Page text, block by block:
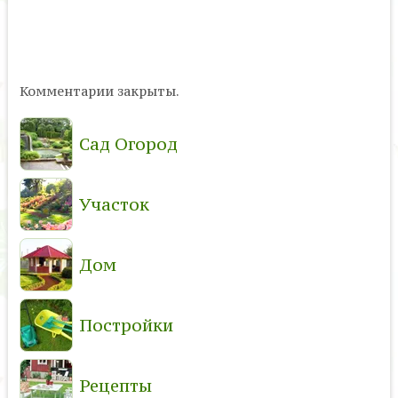
Комментарии закрыты.
Сад Огород
Участок
Дом
Постройки
Рецепты